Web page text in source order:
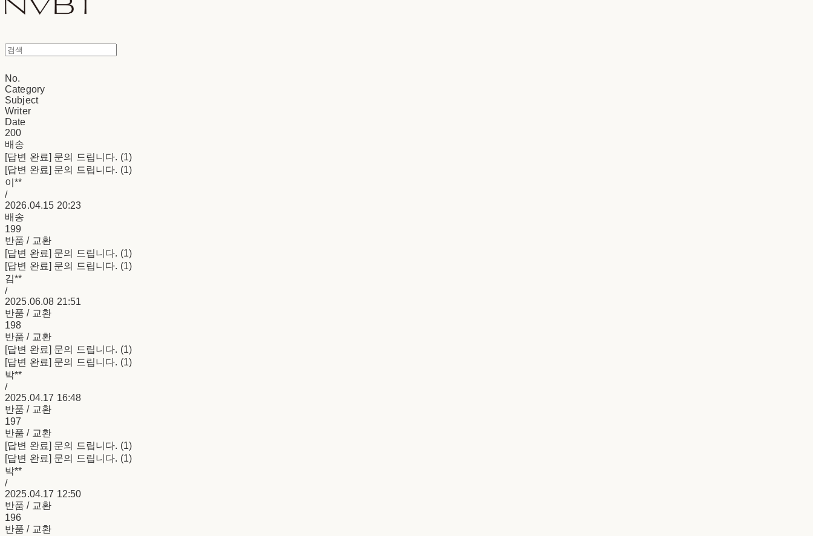
No.
Category
Subject
Writer
Date
200
배송
[답변 완료] 문의 드립니다. (1)
[답변 완료] 문의 드립니다. (1)
이**
/
2026.04.15 20:23
배송
199
반품 / 교환
[답변 완료] 문의 드립니다. (1)
[답변 완료] 문의 드립니다. (1)
김**
/
2025.06.08 21:51
반품 / 교환
198
반품 / 교환
[답변 완료] 문의 드립니다. (1)
[답변 완료] 문의 드립니다. (1)
박**
/
2025.04.17 16:48
반품 / 교환
197
반품 / 교환
[답변 완료] 문의 드립니다. (1)
[답변 완료] 문의 드립니다. (1)
박**
/
2025.04.17 12:50
반품 / 교환
196
반품 / 교환